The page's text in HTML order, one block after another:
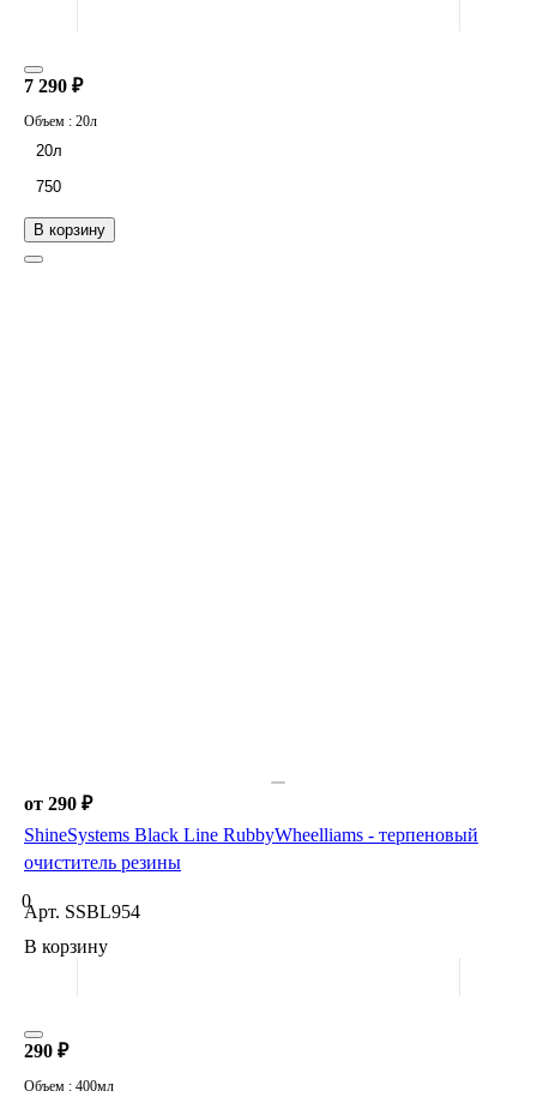
В корзину
7 290 ₽
Объем : 20л
20л
750
от 290 ₽
ShineSystems Black Line RubbyWheelliams - терпеновый
очиститель резины
0
Арт. SSBL954
В корзину
290 ₽
Объем : 400мл